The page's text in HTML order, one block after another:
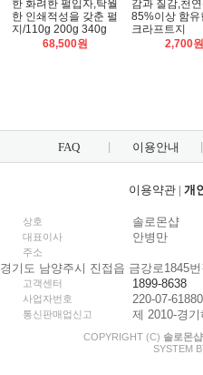
한 화려한 펄입자,탁월
한 인쇄적성을 갖춘 펄
지/110g 200g 340g
68,500원
감과 질감,천
85%이상 함유
크라프트지
2,700원
FAQ 이용안내
이용약관| 개
상호 솔로몬샵
대표이사 안병만
주소
경기도 남양주시 진접읍 금강로1845
고객센터 1899-8638
사업자번호 220-07-61880
통신판매업신고 제 2010-경
COPYRIGHT (C) 솔로몬샵
SYSTEM